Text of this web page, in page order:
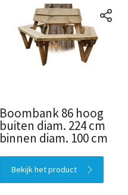
Boombank 86 hoog
buiten diam. 224 cm
binnen diam. 100 cm
Bekijk het product